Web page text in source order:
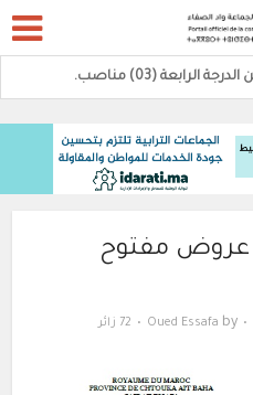
عروض مفتوح
by
Oued Essafa 72 زائر